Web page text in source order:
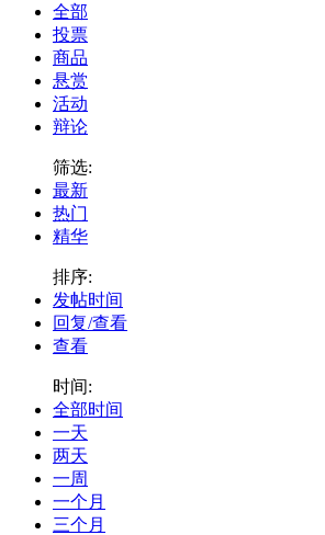
全部
投票
商品
悬赏
活动
辩论
筛选:
最新
热门
精华
排序:
发帖时间
回复/查看
查看
时间:
全部时间
一天
两天
一周
一个月
三个月